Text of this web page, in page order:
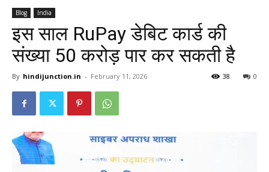
Blog India
इस साल RuPay डेबिट कार्ड की
संख्या 50 करोड़ पार कर सकती है
By hindijunction.in - February 11, 2026 0
38